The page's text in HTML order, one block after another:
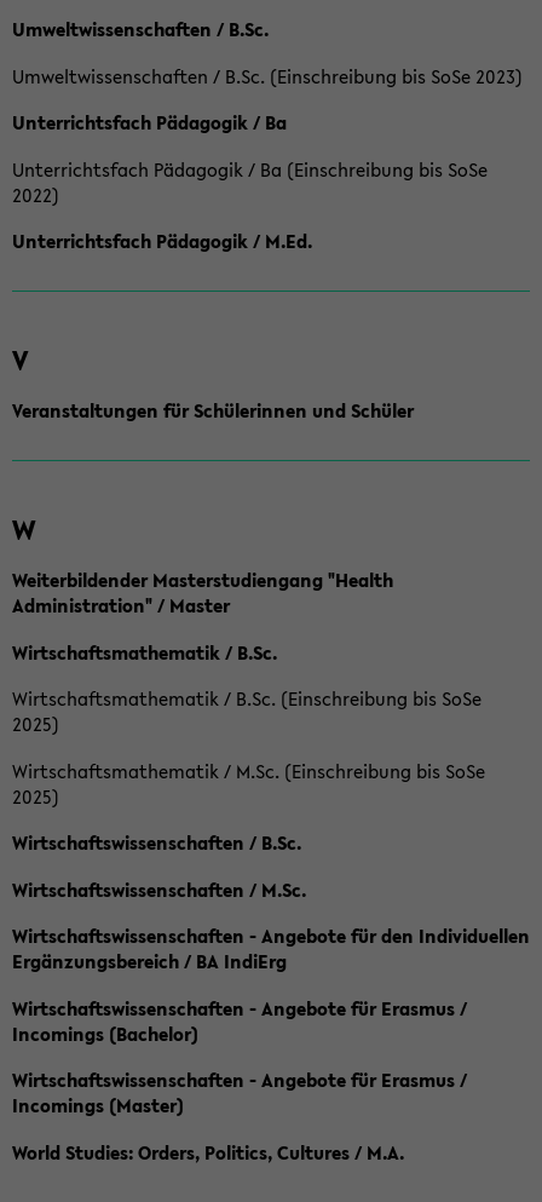
Umweltwissenschaften / B.Sc.
Umweltwissenschaften / B.Sc. (Einschreibung bis SoSe 2023)
Unterrichtsfach Pädagogik / Ba
Unterrichtsfach Pädagogik / Ba (Einschreibung bis SoSe
2022)
Unterrichtsfach Pädagogik / M.Ed.
V
Veranstaltungen für Schülerinnen und Schüler
W
Weiterbildender Masterstudiengang "Health
Administration" / Master
Wirtschaftsmathematik / B.Sc.
Wirtschaftsmathematik / B.Sc. (Einschreibung bis SoSe
2025)
Wirtschaftsmathematik / M.Sc. (Einschreibung bis SoSe
2025)
Wirtschaftswissenschaften / B.Sc.
Wirtschaftswissenschaften / M.Sc.
Wirtschaftswissenschaften - Angebote für den Individuellen
Ergänzungsbereich / BA IndiErg
Wirtschaftswissenschaften - Angebote für Erasmus /
Incomings (Bachelor)
Wirtschaftswissenschaften - Angebote für Erasmus /
Incomings (Master)
World Studies: Orders, Politics, Cultures / M.A.